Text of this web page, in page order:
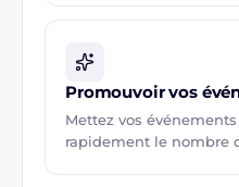
Promouvoir vos
Mettez vos
rapidement le nombre